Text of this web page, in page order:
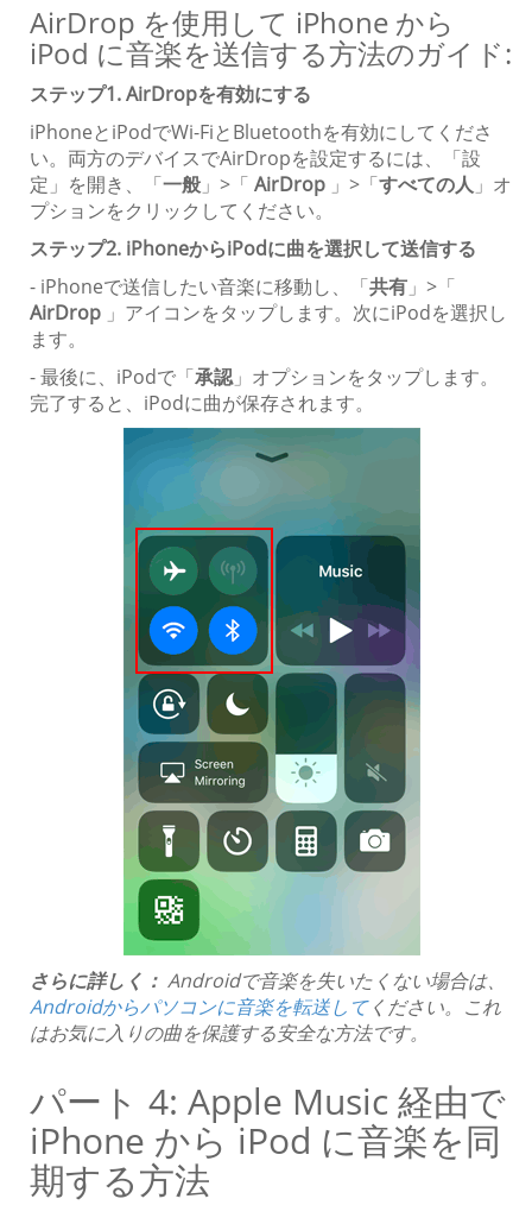
AirDrop を使用して iPhone から
iPod に音楽を送信する方法のガイド:
ステップ1. AirDropを有効にする
iPhoneとiPodでWi-FiとBluetoothを有効にしてくださ
い。両方のデバイスでAirDropを設定するには、「設
定」を開き、「一般 」>「 AirDrop 」>「すべての人 」オ
プションをクリックしてください。
ステップ2. iPhoneからiPodに曲を選択して送信する
- iPhoneで送信したい音楽に移動し、「共有 」>「
AirDrop 」アイコンをタップします。次にiPodを選択し
ます。
- 最後に、iPodで「承認」オプションをタップします。
完了すると、iPodに曲が保存されます。
さらに詳しく： Androidで音楽を失いたくない場合は、
Androidからパソコンに音楽を転送してください。これ
はお気に入りの曲を保護する安全な方法です。
パート 4: Apple Music 経由で
iPhone から iPod に音楽を同
期する方法